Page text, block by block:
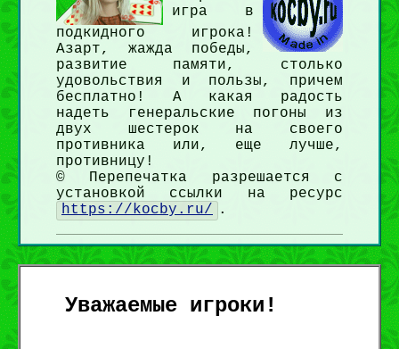
игра в
подкидного игрока!
Азарт, жажда победы,
развитие памяти, столько
удовольствия и пользы, причем
бесплатно! А какая радость
надеть генеральские погоны из
двух шестерок на своего
противника или, еще лучше,
противницу!
© Перепечатка разрешается с
установкой ссылки на ресурс
https://kocby.ru/
.
Уважаемые игроки!